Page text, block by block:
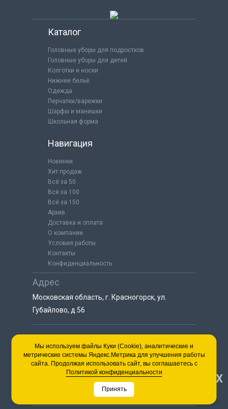
Каталог
Головные уборы для подростков
Головные уборы для детей
Колготки и носки
Нижнее бельё
Одежда
Перчатки/варежки
Шарфы и манишки
Школьная форма
Навигация
Новинки
Хит продаж
Всё за 50
Всё за 100
Всё за 150
Архив
Доставка и оплата
О компании
Условия работы
Контакты
Конфиденциальность
Адрес
Московская область, г. Красногорск, ул.
Губайлово, д.56
8 (925) 064-55-25
пн-сб с 9:00 до 18:00
8 (495) 563-03-35
пн-сб с 9:00 до 18:00 НАВЕРХ
Мы используем файлы Куки (Cookie), аналитические и
метрические системы Яндекс.Метрика для улучшения работы
сайта. Продолжая использовать сайт, вы соглашаетесь с
Политикой конфиденциальности
Принять